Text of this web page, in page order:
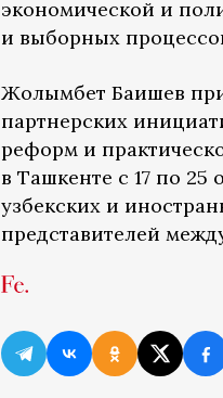
экономической и
и выборных
Жолымбет Баишев
партнерских
реформ и
в Ташкенте с 17 по
узбекских и
представителей